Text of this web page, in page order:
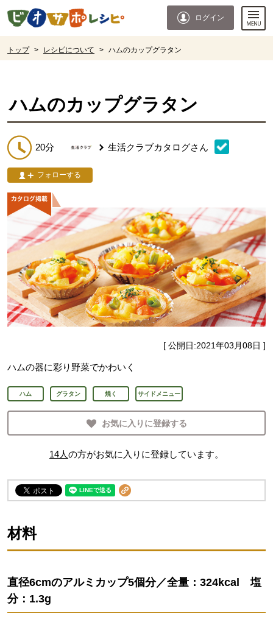
ページの先頭です。
ログイン
トップ > レシピについて > ハムのカップグラタン
ハムのカップグラタン
20分 生活クラブカタログさん
フォローする
[ 公開日:2021年03月08日 ]
ハムの器に彩り野菜でかわいく
ハム グラタン 焼く サイドメニュー
お気に入りに登録する
14人の方がお気に入りに登録しています。
材料
直径6cmのアルミカップ5個分／全量：324kcal 塩
分：1.3g